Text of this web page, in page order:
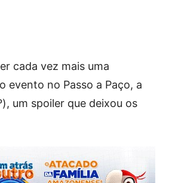
cada vez mais uma
evento no Passo a Paço, a
um spoiler que deixou os